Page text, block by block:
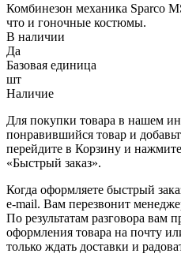
Комбинезон механика Sparco
что и гоночные костюмы.
В наличии
Да
Базовая единица
шт
Наличие
Для покупки товара в нашем
понравившийся товар и
перейдите в Корзину и
«Быстрый заказ».
Когда оформляете быстрый
e-mail. Вам перезвонит
По результатам разговора вам
оформления товара на почту
только ждать доставки и